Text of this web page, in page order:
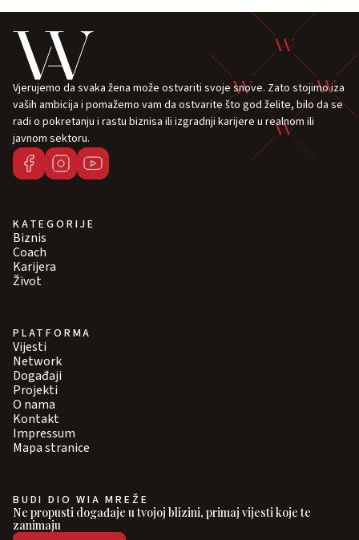
Vjerujemo da svaka žena može ostvariti svoje snove. Zato stojimo iza
vaših ambicija i pomažemo vam da ostvarite što god želite, bilo da se
radi o pokretanju i rastu biznisa ili izgradnji karijere u realnom ili
javnom sektoru.
KATEGORIJE
Biznis
Coach
Karijera
Život
PLATFORMA
Vijesti
Network
Događaji
Projekti
O nama
Kontakt
Impressum
Mapa stranice
BUDI DIO WIA MREŽE
Ne propusti događaje u tvojoj blizini, primaj vijesti koje te
zanimaju